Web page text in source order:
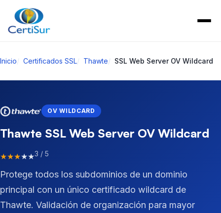
Inicio Certificados SSL Thawte SSL Web Server OV Wildcard
OV WILDCARD
Thawte SSL Web Server OV Wildcard
★★★★★3 / 5
Protege todos los subdominios de un dominio
principal con un único certificado wildcard de
Thawte. Validación de organización para mayor